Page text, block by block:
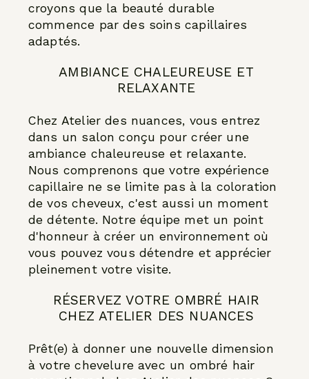
croyons que la beauté durable
commence par des soins capillaires
adaptés.
AMBIANCE CHALEUREUSE ET
RELAXANTE
Chez Atelier des nuances, vous entrez
dans un salon conçu pour créer une
ambiance chaleureuse et relaxante.
Nous comprenons que votre expérience
capillaire ne se limite pas à la coloration
de vos cheveux, c'est aussi un moment
de détente. Notre équipe met un point
d'honneur à créer un environnement où
vous pouvez vous détendre et apprécier
pleinement votre visite.
RÉSERVEZ VOTRE OMBRÉ HAIR
CHEZ ATELIER DES NUANCES
Prêt(e) à donner une nouvelle dimension
à votre chevelure avec un ombré hair